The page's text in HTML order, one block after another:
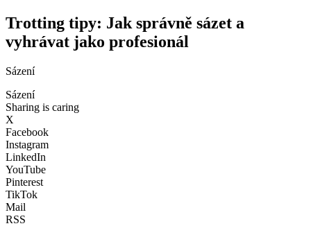
Trotting tipy: Jak správně sázet a
vyhrávat jako profesionál
Sázení
Sázení
Sharing is caring
X
Facebook
Instagram
LinkedIn
YouTube
Pinterest
TikTok
Mail
RSS